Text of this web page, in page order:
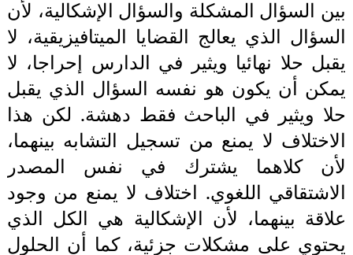
بين السؤال المشكلة والسؤال الإشكالية، لأن
السؤال الذي يعالج القضايا الميتافيزيقية، لا
يقبل حلا نهائيا ويثير في الدارس إحراجا، لا
يمكن أن يكون هو نفسه السؤال الذي يقبل
حلا ويثير في الباحث فقط دهشة. لكن هذا
الاختلاف لا يمنع من تسجيل التشابه بينهما،
لأن كلاهما يشترك في نفس المصدر
الاشتقاقي اللغوي. اختلاف لا يمنع من وجود
علاقة بينهما، لأن الإشكالية هي الكل الذي
يحتوي على مشكلات جزئية، كما أن الحلول